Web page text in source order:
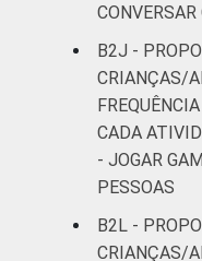
B2J -
CRIANÇAS/
CADA
- JOGAR
PESSOAS
B2L -
CRIANÇAS/